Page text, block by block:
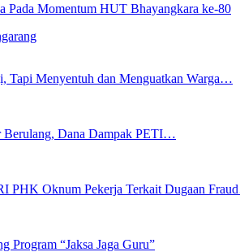
Pada Momentum HUT Bhayangkara ke-80
Tapi Menyentuh dan Menguatkan Warga…
Berulang, Dana Dampak PETI…
PHK Oknum Pekerja Terkait Dugaan
Program “Jaksa Jaga Guru”